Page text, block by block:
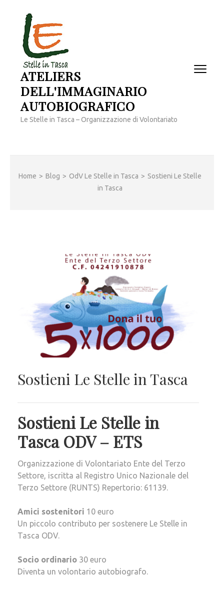
contenuto
(premi
invio)
ATELIERS
DELL'IMMAGINARIO
AUTOBIOGRAFICO
Le Stelle in Tasca – Organizzazione di Volontariato
Home > Blog > OdV Le Stelle in Tasca > Sostieni Le Stelle
in Tasca
Sostieni Le Stelle in Tasca
Sostieni Le Stelle in
Tasca ODV – ETS
Organizzazione di Volontariato Ente del Terzo
Settore, iscritta al Registro Unico Nazionale del
Terzo Settore (RUNTS) Repertorio: 61139.
Amici sostenitori 10 euro
Un piccolo contributo per sostenere Le Stelle in
Tasca ODV.
Socio ordinario 30 euro
Diventa un volontario autobiografo.